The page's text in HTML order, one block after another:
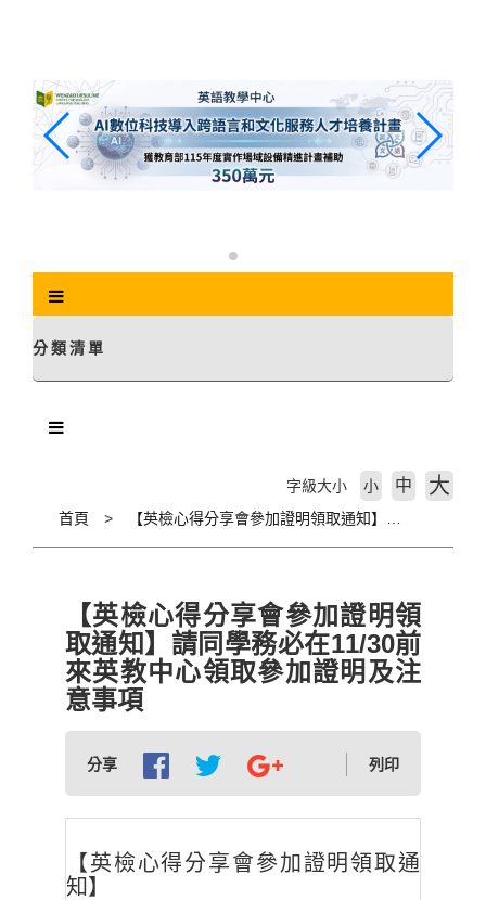
分類清單
首頁
字級大小 小 中 大
【英檢心得分享會參加證明領
取通知】請同學務必在11/30前
來英教中心領取參加證明及注
意事項
分享 列印
【英檢心得分享會參加證明領取通
知】